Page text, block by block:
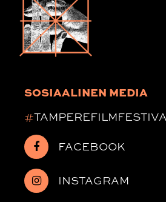
SOSIAALINEN MEDIA
#
FACEBOOK
INSTAGRAM